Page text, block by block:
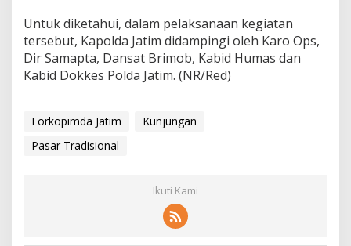
Untuk diketahui, dalam pelaksanaan kegiatan
tersebut, Kapolda Jatim didampingi oleh Karo Ops,
Dir Samapta, Dansat Brimob, Kabid Humas dan
Kabid Dokkes Polda Jatim. (NR/Red)
Forkopimda Jatim
Kunjungan
Pasar Tradisional
Ikuti Kami